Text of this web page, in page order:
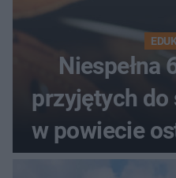
Niespełna
przyjętych do
w powiecie
Które